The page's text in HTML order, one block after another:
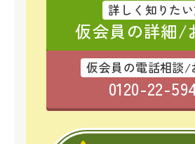
詳しく知りた
仮会員の詳細/
仮会員の電話相談/
0120-22-